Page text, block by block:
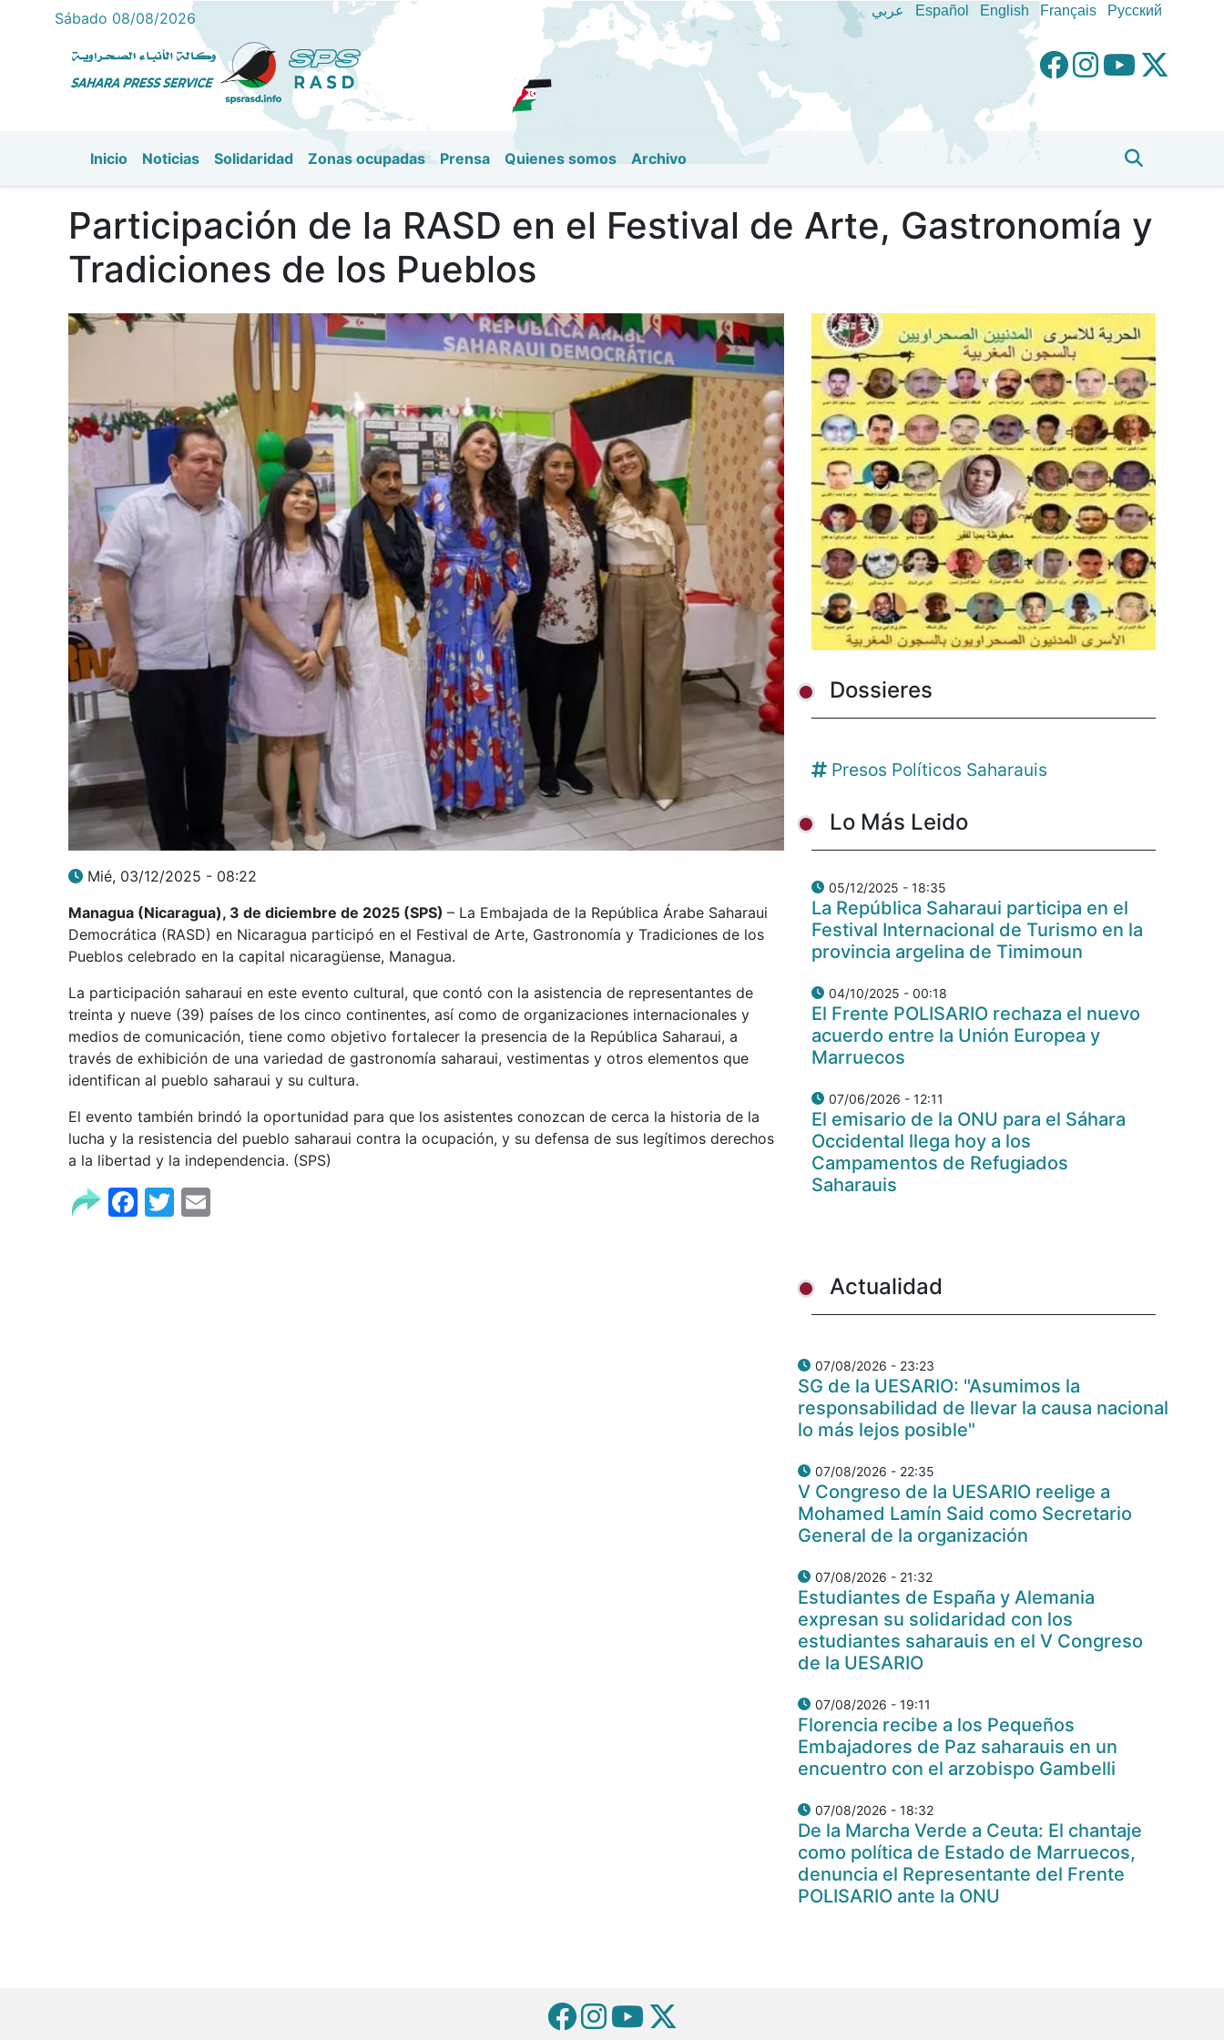
Pasar
al
contenido
Sábado 08/08/2026 عربي Español English Français Pусский
Inicio Noticias Solidaridad Zonas ocupadas Prensa Quienes somos Archivo
Participación de la RASD en el Festival de Arte, Gastronomía y
Tradiciones de los Pueblos
Mié, 03/12/2025 - 08:22
Managua (Nicaragua), 3 de diciembre de 2025 (SPS) – La Embajada de la República Árabe Saharaui
Democrática (RASD) en Nicaragua participó en el Festival de Arte, Gastronomía y Tradiciones de los
Pueblos celebrado en la capital nicaragüense, Managua.
La participación saharaui en este evento cultural, que contó con la asistencia de representantes de
treinta y nueve (39) países de los cinco continentes, así como de organizaciones internacionales y
medios de comunicación, tiene como objetivo fortalecer la presencia de la República Saharaui, a
través de exhibición de una variedad de gastronomía saharaui, vestimentas y otros elementos que
identifican al pueblo saharaui y su cultura.
El evento también brindó la oportunidad para que los asistentes conozcan de cerca la historia de la
lucha y la resistencia del pueblo saharaui contra la ocupación, y su defensa de sus legítimos derechos
a la libertad y la independencia. (SPS)
Facebook
Twitter
Dossieres
Presos Políticos Saharauis
Lo Más Leido
05/12/2025 - 18:35
La República Saharaui participa en el
Festival Internacional de Turismo en la
provincia argelina de Timimoun
04/10/2025 - 00:18
El Frente POLISARIO rechaza el nuevo
acuerdo entre la Unión Europea y
Marruecos
07/06/2026 - 12:11
El emisario de la ONU para el Sáhara
Occidental llega hoy a los
Campamentos de Refugiados
Saharauis
Actualidad
07/08/2026 - 23:23
SG de la UESARIO: "Asumimos la
responsabilidad de llevar la causa nacional
lo más lejos posible"
07/08/2026 - 22:35
V Congreso de la UESARIO reelige a
Mohamed Lamín Said como Secretario
General de la organización
07/08/2026 - 21:32
Estudiantes de España y Alemania
expresan su solidaridad con los
estudiantes saharauis en el V Congreso
de la UESARIO
07/08/2026 - 19:11
Florencia recibe a los Pequeños
Embajadores de Paz saharauis en un
encuentro con el arzobispo Gambelli
07/08/2026 - 18:32
De la Marcha Verde a Ceuta: El chantaje
como política de Estado de Marruecos,
denuncia el Representante del Frente
POLISARIO ante la ONU